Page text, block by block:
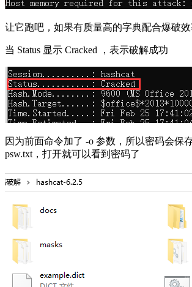
让它跑吧，如果有质量高的字典配合爆破
当 Status 显示 Cracked ，表示破解成功
因为前面命令加了 -o 参数，所以密码会保
psw.txt，打开就可以看到密码了